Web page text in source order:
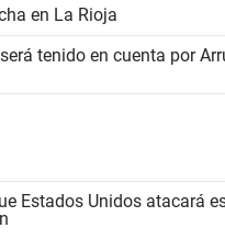
en La Rioja
tenido en cuenta por
Estados Unidos atacará